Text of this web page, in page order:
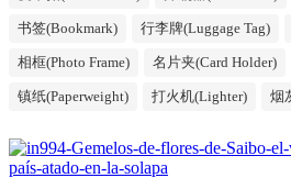
书签(Bookmark) 行李牌(Luggage Tag)
相框(Photo Frame) 名片夹(Card Holder)
镇纸(Paperweight) 打火机(Lighter) 烟